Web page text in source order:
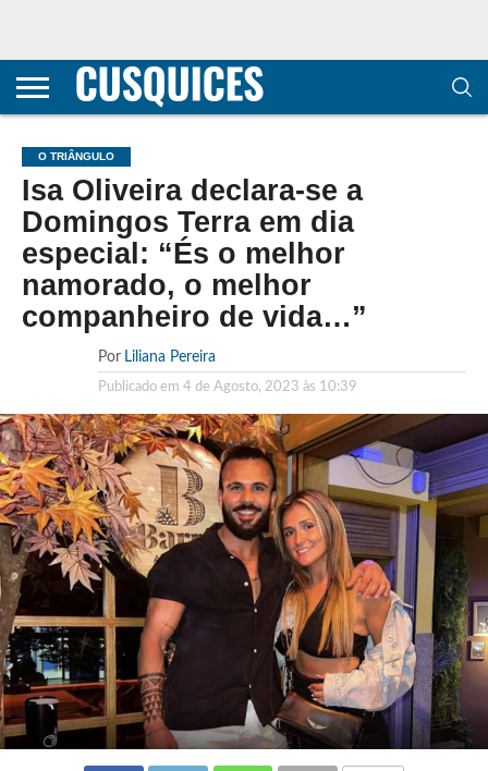
CONTACTOS
HOME
POLÍTICA DE
E COOKIES
SOBRE
TERMOS E
TRANSPARÊNCIA
METODOLOGIA
O TRIÂNGULO
Isa Oliveira declara-se a
Domingos Terra em dia
especial: “És o melhor
namorado, o melhor
companheiro de vida…”
Por Liliana Pereira
Publicado em 4 de Agosto, 2023 às 10:39